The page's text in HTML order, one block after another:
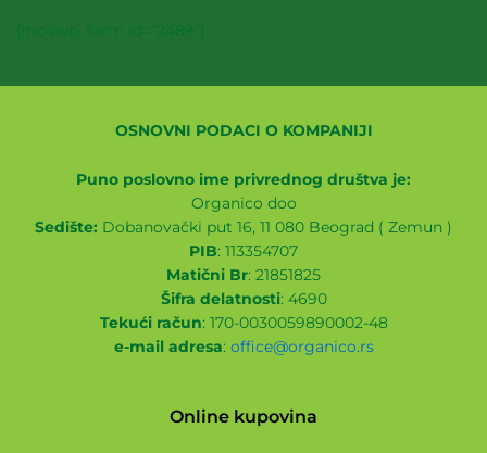
[mc4wp_form id="2489"]
OSNOVNI PODACI O KOMPANIJI
Puno poslovno ime privrednog društva je:
Organico doo
Sedište: Dobanovački put 16, 11 080 Beograd ( Zemun )
PIB: 113354707
Matični Br: 21851825
Šifra delatnosti: 4690
Tekući račun: 170-0030059890002-48
e-mail adresa: office@organico.rs
Online kupovina